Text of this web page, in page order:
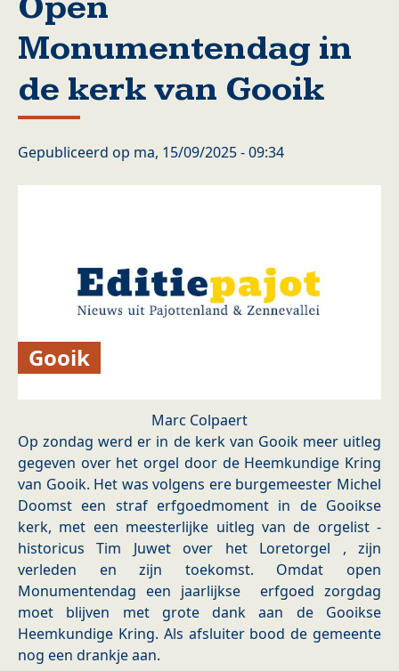
Monumentendag in
de kerk van Gooik
Gepubliceerd op ma, 15/09/2025 - 09:34
Gooik
Marc Colpaert
Op zondag werd er in de kerk van Gooik meer uitleg
gegeven over het orgel door de Heemkundige Kring
van Gooik. Het was volgens ere burgemeester Michel
Doomst een straf erfgoedmoment in de Gooikse
kerk, met een meesterlijke uitleg van de orgelist -
historicus Tim Juwet over het Loretorgel , zijn
verleden en zijn toekomst. Omdat open
Monumentendag een jaarlijkse erfgoed zorgdag
moet blijven met grote dank aan de Gooikse
Heemkundige Kring. Als afsluiter bood de gemeente
nog een drankje aan.